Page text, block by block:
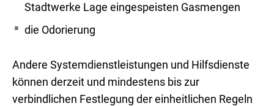
Stadtwerke Lage eingespeisten Gasmengen
die Odorierung
Andere Systemdienstleistungen und Hilfsdienste
können derzeit und mindestens bis zur
verbindlichen Festlegung der einheitlichen Regeln